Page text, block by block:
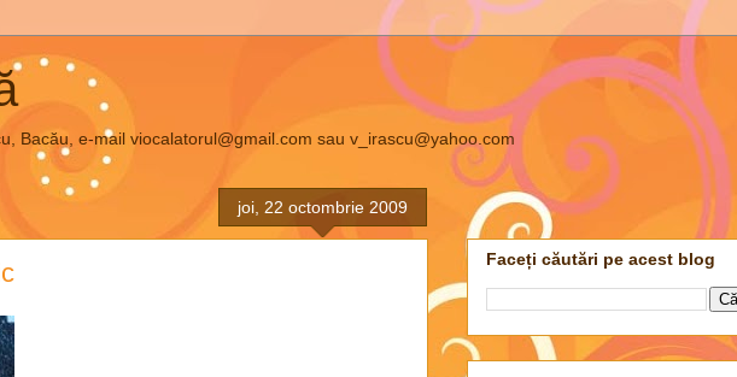
Bacău, e-mail viocalatorul@gmail.com sau v_irascu@yahoo.com
joi, 22 octombrie 2009
Faceți căutări pe acest blog